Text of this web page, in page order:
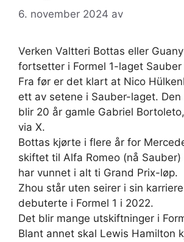
6. november 2024 av
Verken Valtteri Bottas eller
fortsetter i Formel 1-laget Sauber
Fra før er det klart at Nico
ett av setene i Sauber-laget.
blir 20 år gamle Gabriel
via X.
Bottas kjørte i flere år for
skiftet til Alfa Romeo (nå Sauber)
har vunnet i alt ti Grand Prix-løp.
Zhou står uten seirer i sin
debuterte i Formel 1 i 2022.
Det blir mange utskiftninger i
Blant annet skal Lewis Hamilton